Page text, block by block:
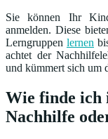
Sie können Ihr
anmelden. Diese
Lerngruppen lernen
achtet der
und kümmert sich um
Wie finde ich
Nachhilfe